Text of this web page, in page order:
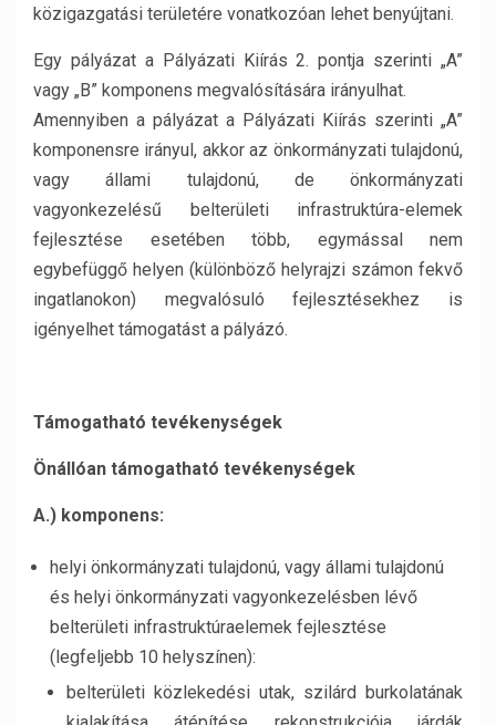
közigazgatási területére vonatkozóan lehet benyújtani.
Egy pályázat a Pályázati Kiírás 2. pontja szerinti „A”
vagy „B” komponens megvalósítására irányulhat.
Amennyiben a pályázat a Pályázati Kiírás szerinti „A”
komponensre irányul, akkor az önkormányzati tulajdonú,
vagy állami tulajdonú, de önkormányzati
vagyonkezelésű belterületi infrastruktúra-elemek
fejlesztése esetében több, egymással nem
egybefüggő helyen (különböző helyrajzi számon fekvő
ingatlanokon) megvalósuló fejlesztésekhez is
igényelhet támogatást a pályázó.
Támogatható tevékenységek
Önállóan támogatható tevékenységek
A.) komponens:
helyi önkormányzati tulajdonú, vagy állami tulajdonú
és helyi önkormányzati vagyonkezelésben lévő
belterületi infrastruktúraelemek fejlesztése
(legfeljebb 10 helyszínen):
belterületi közlekedési utak, szilárd burkolatának